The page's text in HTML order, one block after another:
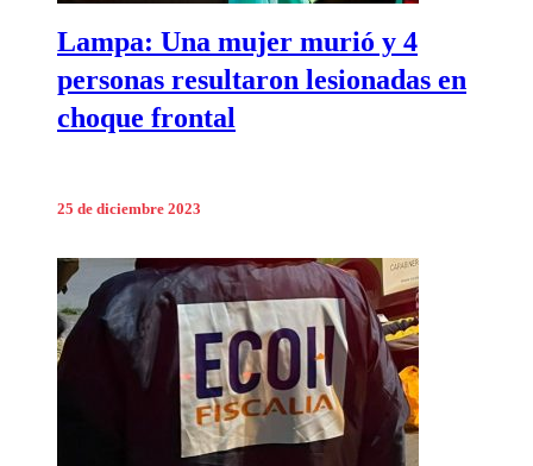
Lampa: Una mujer murió y 4
personas resultaron lesionadas en
choque frontal
25 de diciembre 2023